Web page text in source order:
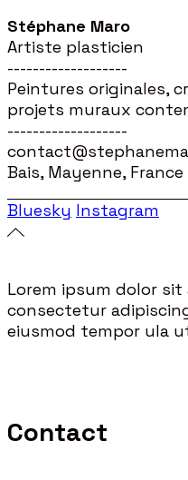
Stéphane Maro
Artiste plasticien
-------------------
Peintures originales,
projets muraux
-------------------
Bais, Mayenne, France
Bluesky Instagram
Lorem ipsum dolor sit
consectetur
eiusmod tempor ula
Contact